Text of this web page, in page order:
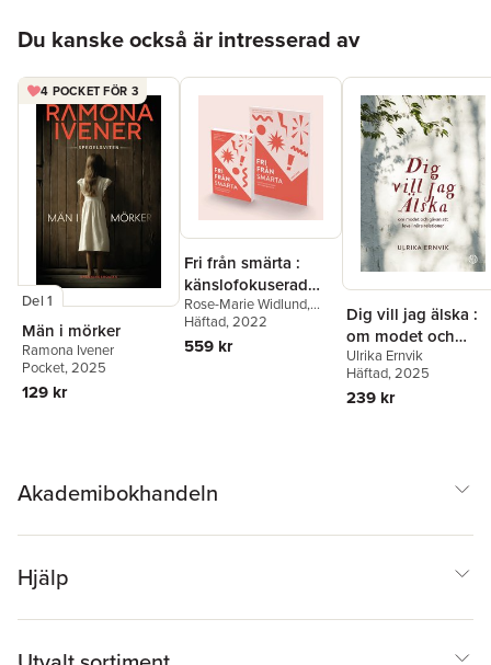
Du kanske också är intresserad av
4 POCKET FÖR 3
Del 1
Män i mörker
Ramona Ivener
Pocket, 2025
129 kr
Fri från smärta :
känslofokuserad
terapi vid kroppsliga
besvär (textbok +
arbetsbok)
Rose-Marie Widlund,
Josefine Ek,Daniel
Maroti,Robert
Johansson
Häftad, 2022
559 kr
Dig vill jag älska :
om modet och
gåvan att leva i
relationer
Ulrika Ernvik
Häftad, 2025
239 kr
Akademibokhandeln
Hjälp